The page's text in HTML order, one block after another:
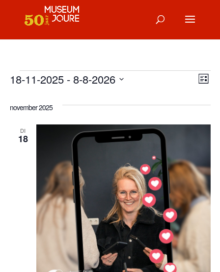
Evenementen Lijst
18-11-2025 - 8-8-2026
een
november 2025
DI
18